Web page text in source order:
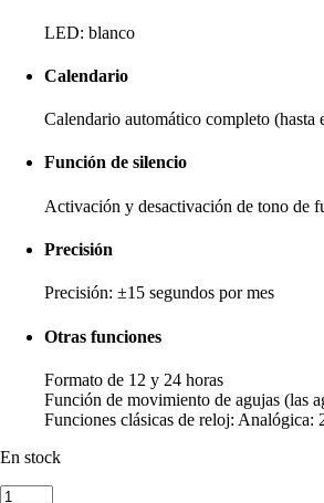
LED: blanco
Calendario
Calendario automático completo (hasta
Función de silencio
Activación y desactivación de tono de
Precisión
Precisión: ±15 segundos por mes
Otras funciones
Formato de 12 y 24 horas
Función de movimiento de agujas (las
Funciones clásicas de reloj: Analógica:
En stock
GA-